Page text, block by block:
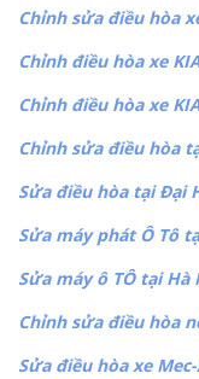
Chỉnh sửa điều hòa
Chỉnh điều hòa xe
Chỉnh điều hòa xe
Chỉnh sửa điều hòa
Sửa điều hòa tại Đại
Sửa máy phát Ô Tô
Sửa máy ô TÔ tại Hà
Chỉnh sửa điều hòa
Sửa điều hòa xe